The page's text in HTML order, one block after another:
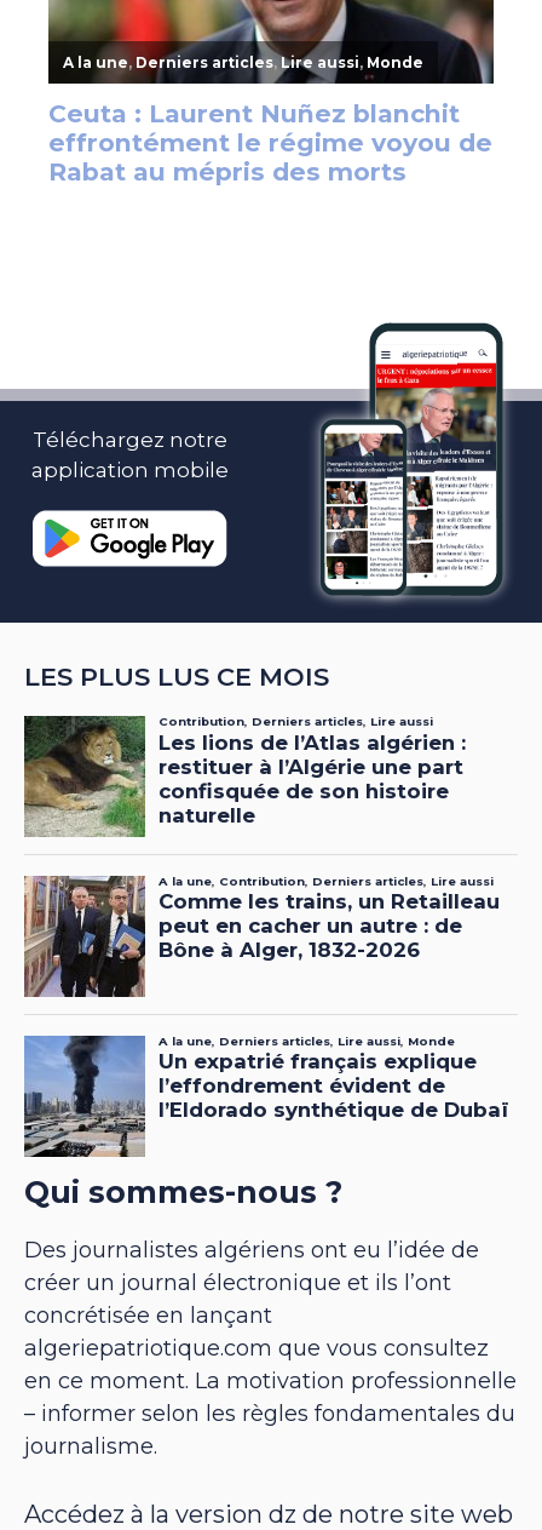
Téléchargez notre
application mobile
LES PLUS LUS CE MOIS
Qui sommes-nous ?
Des journalistes algériens ont eu l’idée de
créer un journal électronique et ils l’ont
concrétisée en lançant
algeriepatriotique.com que vous consultez
en ce moment. La motivation professionnelle
– informer selon les règles fondamentales du
journalisme.
Accédez à la version dz de notre site web